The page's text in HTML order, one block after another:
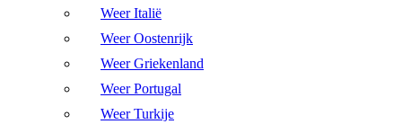
Weer Italië
Weer Oostenrijk
Weer Griekenland
Weer Portugal
Weer Turkije